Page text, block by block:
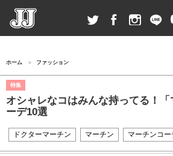
ホーム ファッション
特集
オシャレなコはみんな持ってる！
ーデ10選
ドクターマーチン マーチン マーチンコー